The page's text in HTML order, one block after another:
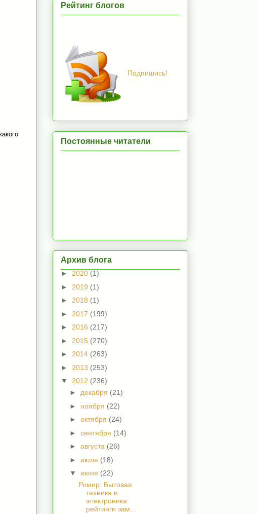
Рейтинг блогов
Подпишись!
Постоянные читатели
Архив блога
► 2020 (1)
► 2019 (1)
► 2018 (1)
► 2017 (199)
► 2016 (217)
► 2015 (270)
► 2014 (263)
► 2013 (253)
▼ 2012 (236)
► декабря (21)
► ноября (22)
► октября (24)
► сентября (14)
► августа (26)
► июля (18)
▼ июня (22)
Ромир: Бытовая
техника и
электроника:
рейтинги зам...